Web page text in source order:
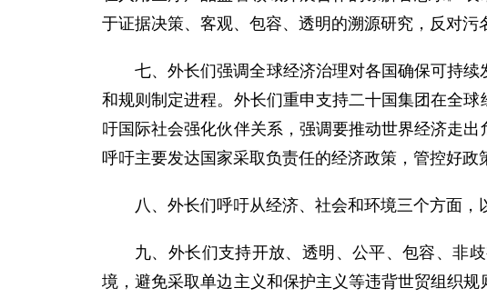
于证据决策、客观、包容、透明的溯源研究，反对污
七、外长们强调全球经济治理对各国确保可持
和规则制定进程。外长们重申支持二十国集团在全
吁国际社会强化伙伴关系，强调要推动世界经济走
呼吁主要发达国家采取负责任的经济政策，管控好政
八、外长们呼吁从经济、社会和环境三个方面，
九、外长们支持开放、透明、公平、包容、非
境，避免采取单边主义和保护主义等违背世贸组织